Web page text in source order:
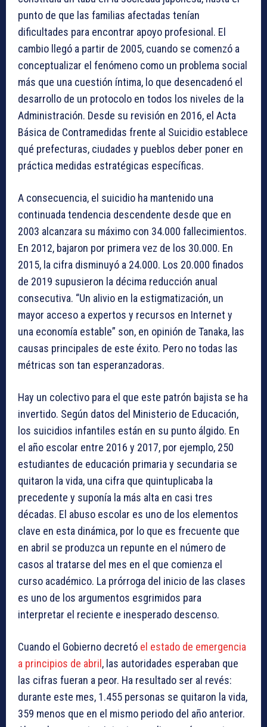
punto de que las familias afectadas tenían
dificultades para encontrar apoyo profesional. El
cambio llegó a partir de 2005, cuando se comenzó a
conceptualizar el fenómeno como un problema social
más que una cuestión íntima, lo que desencadenó el
desarrollo de un protocolo en todos los niveles de la
Administración. Desde su revisión en 2016, el Acta
Básica de Contramedidas frente al Suicidio establece
qué prefecturas, ciudades y pueblos deber poner en
práctica medidas estratégicas específicas.
A consecuencia, el suicidio ha mantenido una
continuada tendencia descendente desde que en
2003 alcanzara su máximo con 34.000 fallecimientos.
En 2012, bajaron por primera vez de los 30.000. En
2015, la cifra disminuyó a 24.000. Los 20.000 finados
de 2019 supusieron la décima reducción anual
consecutiva. “Un alivio en la estigmatización, un
mayor acceso a expertos y recursos en Internet y
una economía estable” son, en opinión de Tanaka, las
causas principales de este éxito. Pero no todas las
métricas son tan esperanzadoras.
Hay un colectivo para el que este patrón bajista se ha
invertido. Según datos del Ministerio de Educación,
los suicidios infantiles están en su punto álgido. En
el año escolar entre 2016 y 2017, por ejemplo, 250
estudiantes de educación primaria y secundaria se
quitaron la vida, una cifra que quintuplicaba la
precedente y suponía la más alta en casi tres
décadas. El abuso escolar es uno de los elementos
clave en esta dinámica, por lo que es frecuente que
en abril se produzca un repunte en el número de
casos al tratarse del mes en el que comienza el
curso académico. La prórroga del inicio de las clases
es uno de los argumentos esgrimidos para
interpretar el reciente e inesperado descenso.
Cuando el Gobierno decretó el estado de emergencia
a principios de abril , las autoridades esperaban que
las cifras fueran a peor. Ha resultado ser al revés:
durante este mes, 1.455 personas se quitaron la vida,
359 menos que en el mismo periodo del año anterior.